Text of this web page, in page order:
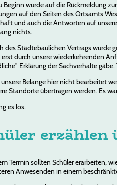
Beginn wurde auf die Rückmeldung
auf den Seiten des Ortsamts
und auch die Antworten auf
nichts.
des Städtebaulichen Vertrags wurde
durch unsere wiederkehrenden
Erklärung der Sachverhalte gäbe.
Belange hier nicht bearbeitet
Standorte übertragen werden. Es
es los.
erzählen
Termin sollten Schüler erarbeiten,
Anwesenden in einem